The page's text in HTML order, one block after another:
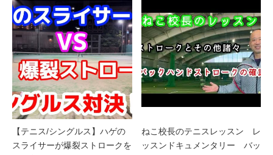
【テニス/シングルス】ハゲの
スライサーが爆裂ストロークを
ねこ校長のテニスレッスン レ
ッスンドキュメンタリー バッ